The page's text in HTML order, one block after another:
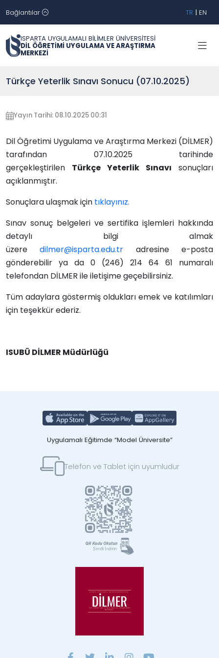
Bağlantılar TR | EN
ISPARTA UYGULAMALI BİLİMLER ÜNİVERSİTESİ
DİL ÖĞRETİMİ UYGULAMA VE ARAŞTIRMA
MERKEZİ
Türkçe Yeterlik Sınavı Sonucu (07.10.2025)
Yayın Tarihi: 08.10.2025 00:31
Dil Öğretimi Uygulama ve Araştırma Merkezi (DİLMER)
tarafından 07.10.2025 tarihinde
gerçekleştirilen Türkçe Yeterlik Sınavı sonuçları
açıklanmıştır.
Sonuçlara ulaşmak için tıklayınız.
Sınav sonuç belgeleri ve sertifika işlemleri hakkında
detaylı bilgi almak
üzeredilmer@isparta.edu.tr adresine e-posta
gönderebilir ya da 0 (246) 214 64 61 numaralı
telefondan DİLMER ile iletişime geçebilirsiniz.
Tüm adaylara göstermiş oldukları emek ve katılımları
için teşekkür ederiz.
ISUBÜ DİLMER Müdürlüğü
Uygulamalı Eğitimde “Model Üniversite”
Telefon ve Tablet için uyumludur